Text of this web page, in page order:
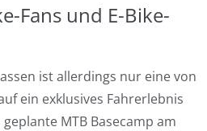
Fans und E-Bike-
ist allerdings nur eine von
ein exklusives Fahrerlebnis
MTB Basecamp am